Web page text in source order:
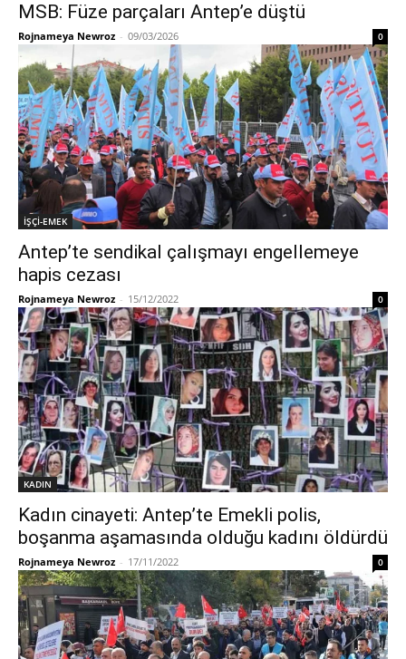
MSB: Füze parçaları Antep’e düştü
Rojnameya Newroz - 09/03/2026 0
İŞÇİ-EMEK
Antep’te sendikal çalışmayı engellemeye
hapis cezası
Rojnameya Newroz - 15/12/2022 0
KADIN
Kadın cinayeti: Antep’te Emekli polis,
boşanma aşamasında olduğu kadını öldürdü
Rojnameya Newroz - 17/11/2022 0